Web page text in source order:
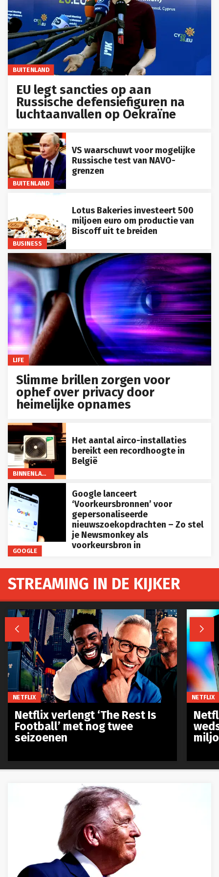
BUITENLAND
EU legt sancties op aan
Russische defensiefiguren na
luchtaanvallen op Oekraïne
BUITENLAND
VS waarschuwt voor mogelijke
Russische test van NAVO-
grenzen
BUSINESS
Lotus Bakeries investeert 500
miljoen euro om productie van
Biscoff uit te breiden
LIFE
Slimme brillen zorgen voor
ophef over privacy door
heimelijke opnames
BINNENLAND
Het aantal airco-installaties
bereikt een recordhoogte in
België
GOOGLE
Google lanceert
‘Voorkeursbronnen’ voor
gepersonaliseerde
nieuwszoekopdrachten – Zo stel
je Newsmonkey als
voorkeursbron in
STREAMING IN DE KIJKER
 
NETFLIX
Netflix verlengt ‘The Rest Is
Football’ met nog twee
seizoenen
NETFLIX